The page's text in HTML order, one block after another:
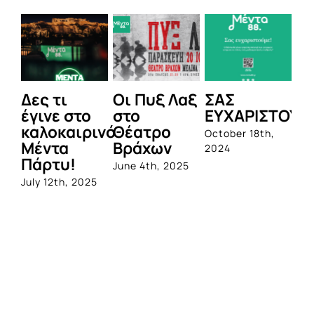
Δες τι
έγινε στο
καλοκαιρινό
Μέντα
Πάρτυ!
July 12th, 2025
Οι Πυξ Λαξ
στο
Θέατρο
Βράχων
June 4th, 2025
ΣΑΣ
October 18th,
2024